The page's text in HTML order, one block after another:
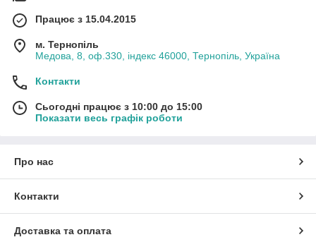
Працює з 15.04.2015
м. Тернопіль
Медова, 8, оф.330, індекс 46000, Тернопіль, Україна
Контакти
Сьогодні працює з 10:00 до 15:00
Показати весь графік роботи
Про нас
Контакти
Доставка та оплата